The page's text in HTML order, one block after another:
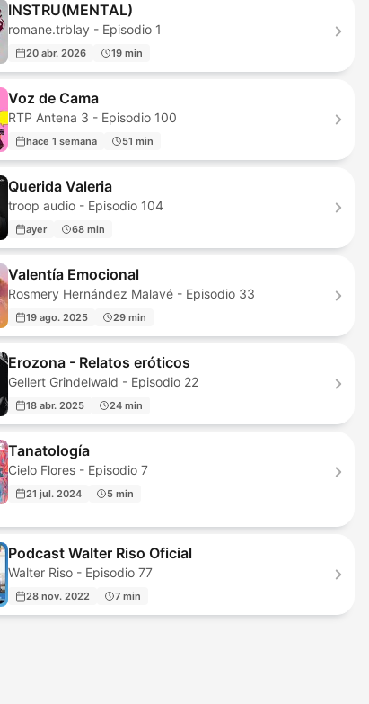
INSTRU(MENTAL)
romane.trblay - Episodio 1
20 abr. 2026 19 min
Voz de Cama
RTP Antena 3 - Episodio 100
hace 1 semana 51 min
Querida Valeria
troop audio - Episodio 104
ayer 68 min
Valentía Emocional
Rosmery Hernández Malavé - Episodio 33
19 ago. 2025 29 min
Erozona - Relatos eróticos
Gellert Grindelwald - Episodio 22
18 abr. 2025 24 min
Tanatología
Cielo Flores - Episodio 7
21 jul. 2024 5 min
Podcast Walter Riso Oficial
Walter Riso - Episodio 77
28 nov. 2022 7 min